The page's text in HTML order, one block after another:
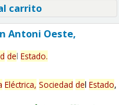
carrito
Antoni Oeste,
del Estado.
Eléctrica, Sociedad del Estado,